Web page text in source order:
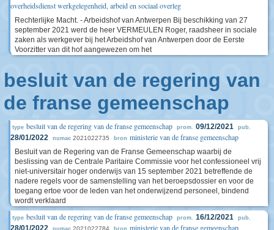
overheidsdienst werkgelegenheid, arbeid en sociaal overleg
Rechterlijke Macht. - Arbeidshof van Antwerpen Bij beschikking van 27
september 2021 werd de heer VERMEULEN Roger, raadsheer in sociale
zaken als werkgever bij het Arbeidshof van Antwerpen door de Eerste
Voorzitter van dit hof aangewezen om het
besluit van de regering van
de franse gemeenschap
type besluit van de regering van de franse gemeenschap prom. 09/12/2021 pub.
28/01/2022 numac 2021022735 bron ministerie van de franse gemeenschap
Besluit van de Regering van de Franse Gemeenschap waarbij de
beslissing van de Centrale Paritaire Commissie voor het confessioneel vrij
niet-universitair hoger onderwijs van 15 september 2021 betreffende de
nadere regels voor de samenstelling van het beroepsdossier en voor de
toegang ertoe voor de leden van het onderwijzend personeel, bindend
wordt verklaard
type besluit van de regering van de franse gemeenschap prom. 16/12/2021 pub.
28/01/2022 numac 2021022784 bron ministerie van de franse gemeenschap